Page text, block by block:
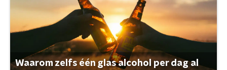
Waarom zelfs één glas alcohol per dag al